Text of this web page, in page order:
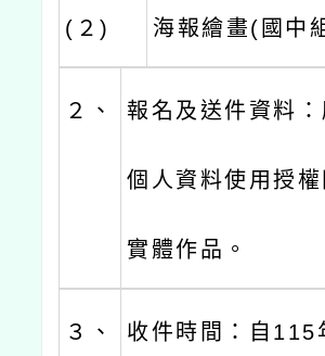
(２) 海報繪畫(國中
２、 報名及送件資料
個人資料使用授
實體作品。
３、 收件時間：自